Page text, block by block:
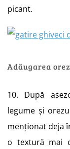
picant.
Adăugarea
10. După
legume și
menționat deja
o textură mai